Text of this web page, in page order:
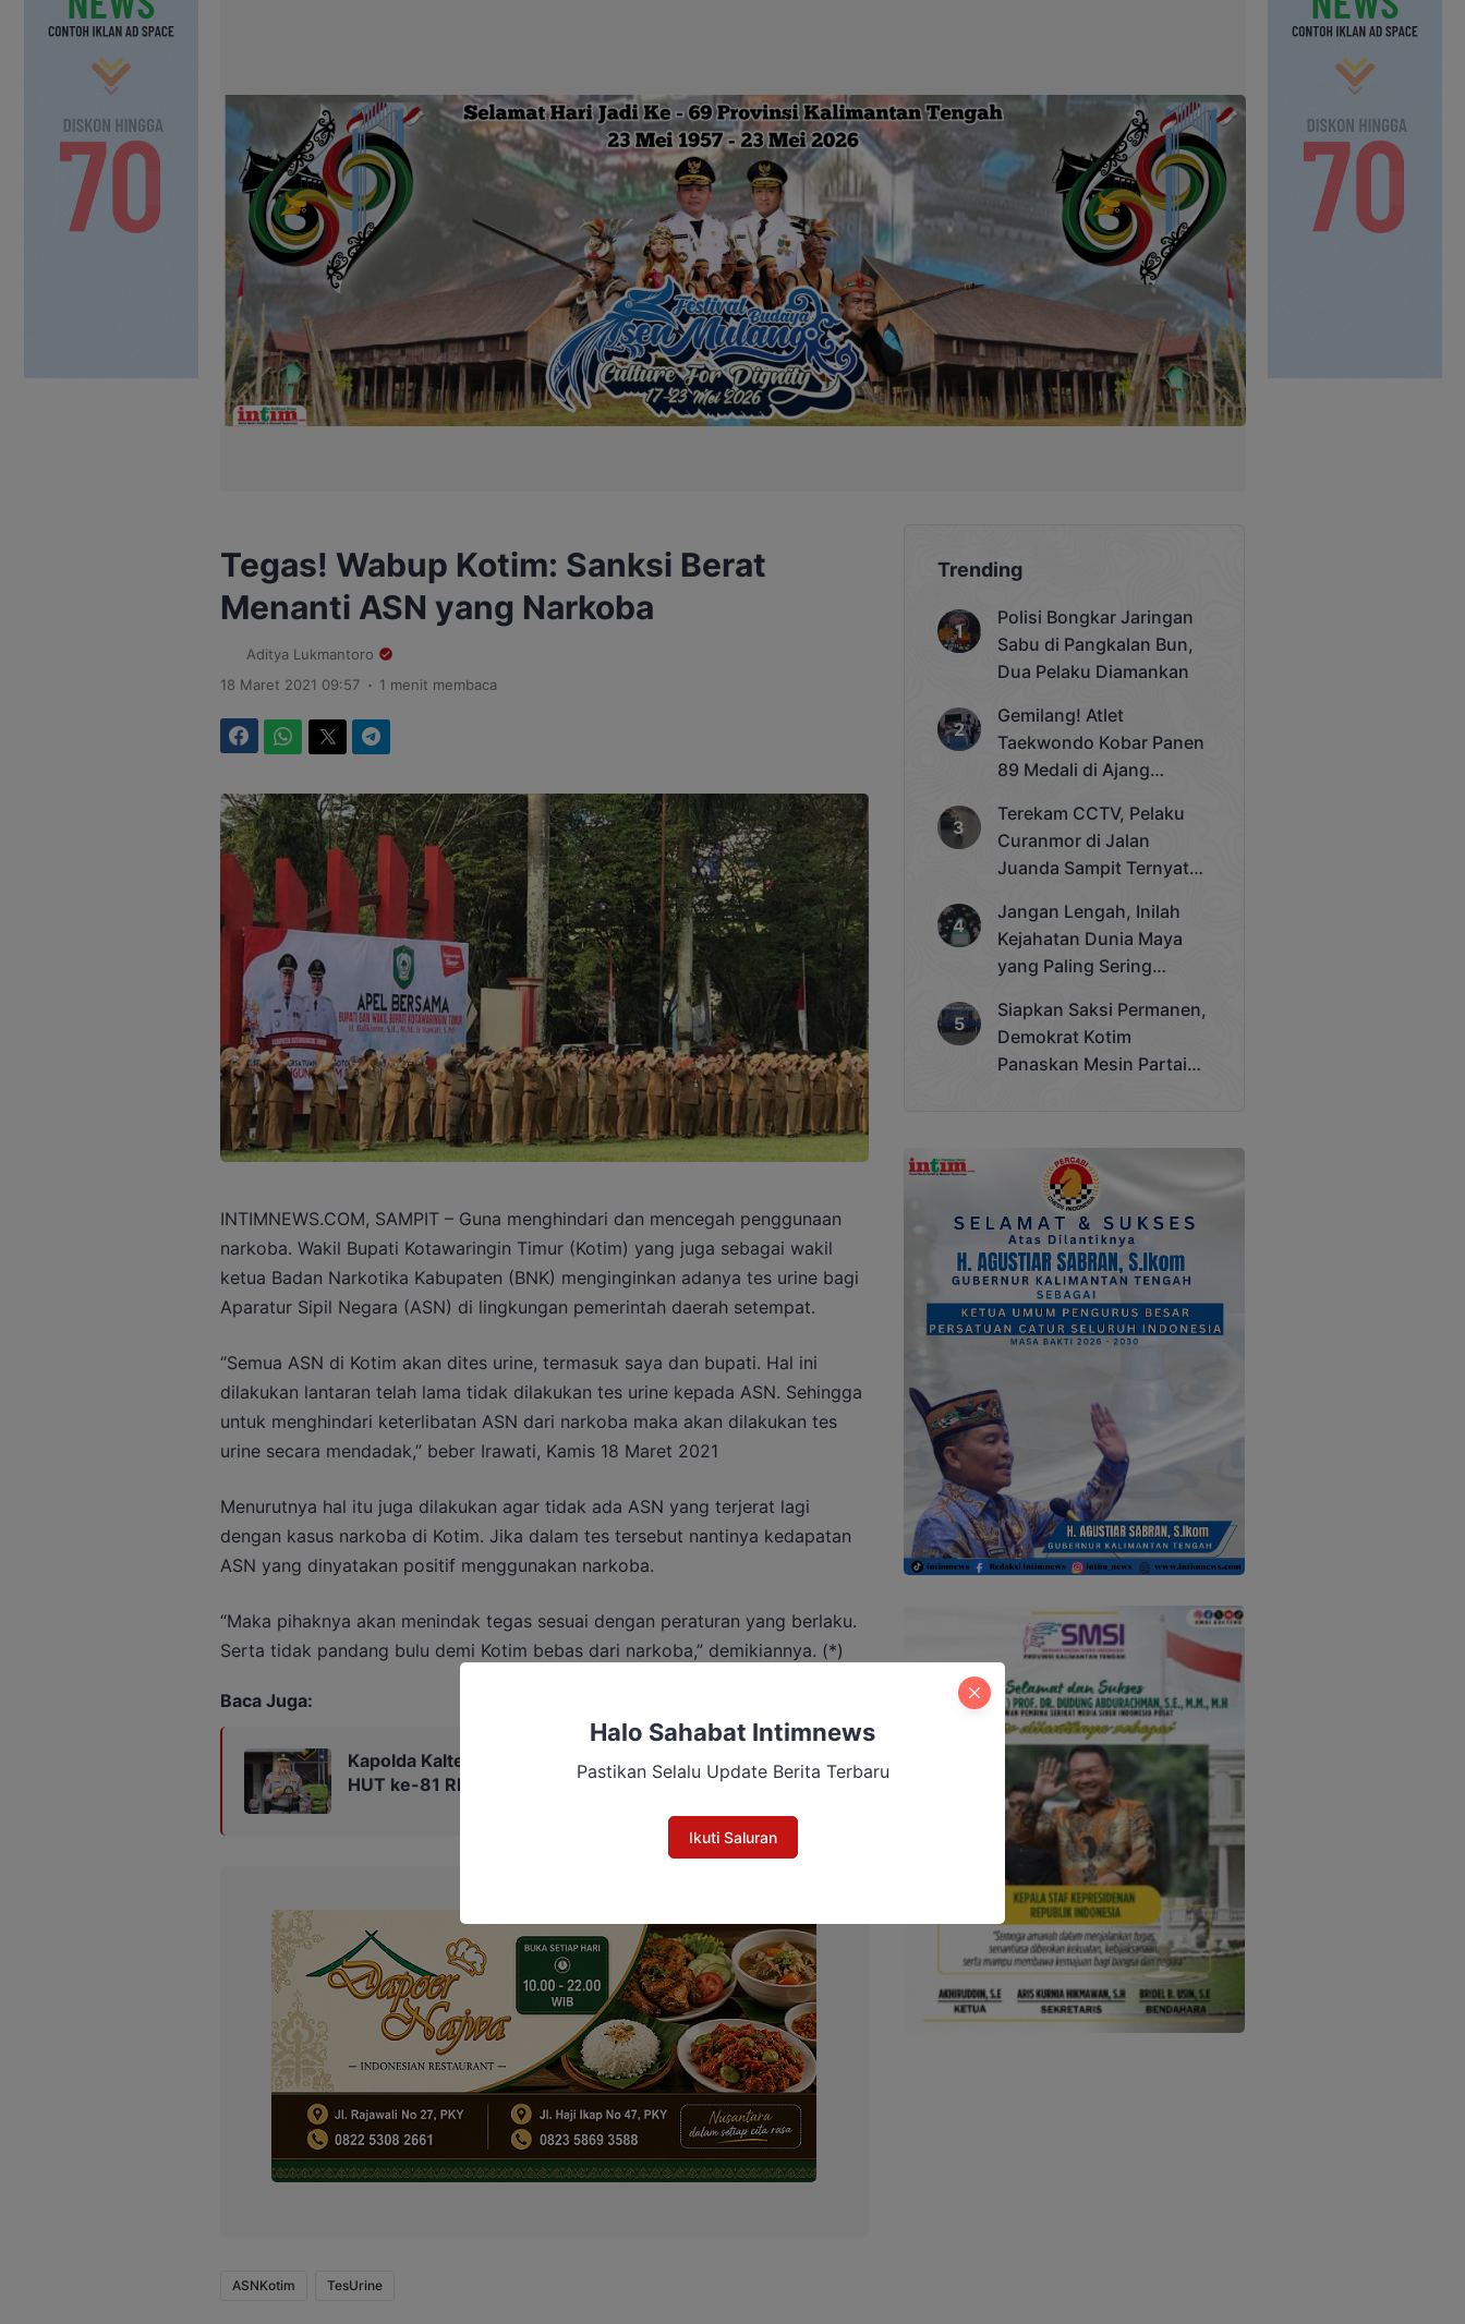
Tegas! Wabup Kotim: Sanksi Berat
Menanti ASN yang Narkoba
Aditya Lukmantoro
18 Maret 2021 09:57 . 1 menit membaca
INTIMNEWS.COM, SAMPIT – Guna menghindari dan mencegah penggunaan
narkoba. Wakil Bupati Kotawaringin Timur (Kotim) yang juga sebagai wakil
ketua Badan Narkotika Kabupaten (BNK) menginginkan adanya tes urine bagi
Aparatur Sipil Negara (ASN) di lingkungan pemerintah daerah setempat.
“Semua ASN di Kotim akan dites urine, termasuk saya dan bupati. Hal ini
dilakukan lantaran telah lama tidak dilakukan tes urine kepada ASN. Sehingga
untuk menghindari keterlibatan ASN dari narkoba maka akan dilakukan tes
urine secara mendadak,” beber Irawati, Kamis 18 Maret 2021
Menurutnya hal itu juga dilakukan agar tidak ada ASN yang terjerat lagi
dengan kasus narkoba di Kotim. Jika dalam tes tersebut nantinya kedapatan
ASN yang dinyatakan positif menggunakan narkoba.
“Maka pihaknya akan menindak tegas sesuai dengan peraturan yang berlaku.
Serta tidak pandang bulu demi Kotim bebas dari narkoba,” demikiannya. (*)
Baca Juga:
Kapolda Kalteng Ajak Warga Kibarkan Merah Putih Sambut
HUT ke-81 RI
ASNKotim TesUrine
Trending
Polisi Bongkar Jaringan
Sabu di Pangkalan Bun,
Dua Pelaku Diamankan
Gemilang! Atlet
Taekwondo Kobar Panen
89 Medali di Ajang
Cup 2025
Terekam CCTV, Pelaku
Curanmor di Jalan
Juanda Sampit Ternyata
Jangan Lengah, Inilah
Kejahatan Dunia Maya
yang Paling Sering
Siapkan Saksi Permanen,
Demokrat Kotim
Panaskan Mesin Partai
Halo Sahabat Intimnews
Pastikan Selalu Update Berita Terbaru
Ikuti Saluran